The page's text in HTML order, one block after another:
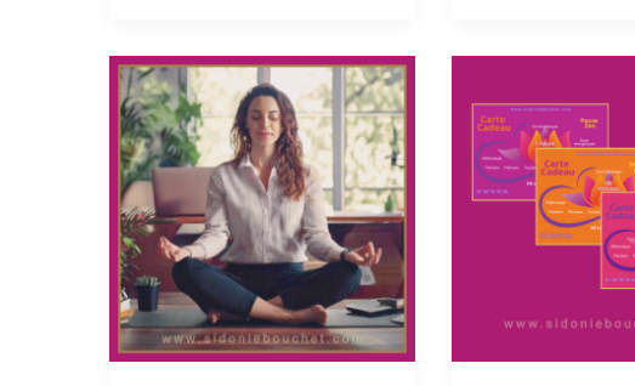
Célébrons
le
bien-
être
et
force
intérieure
un
environnement
sain
pour